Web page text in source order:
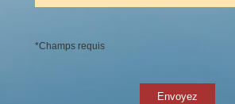
*Champs requis